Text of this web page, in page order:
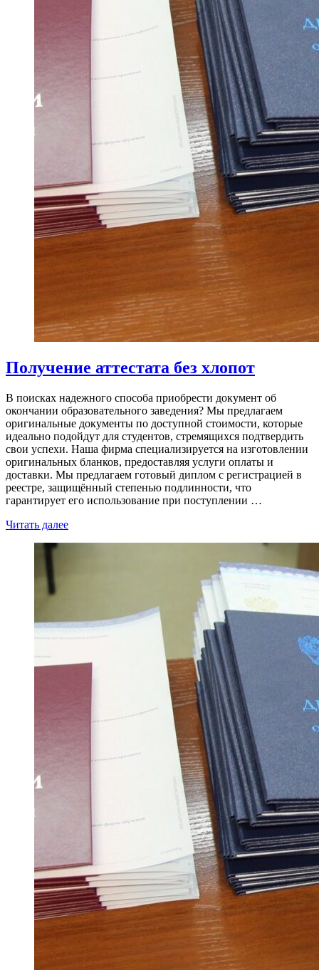
Получение аттестата без хлопот
В поисках надежного способа приобрести документ об
окончании образовательного заведения? Мы предлагаем
оригинальные документы по доступной стоимости, которые
идеально подойдут для студентов, стремящихся подтвердить
свои успехи. Наша фирма специализируется на изготовлении
оригинальных бланков, предоставляя услуги оплаты и
доставки. Мы предлагаем готовый диплом с регистрацией в
реестре, защищённый степенью подлинности, что
гарантирует его использование при поступлении …
Читать далее